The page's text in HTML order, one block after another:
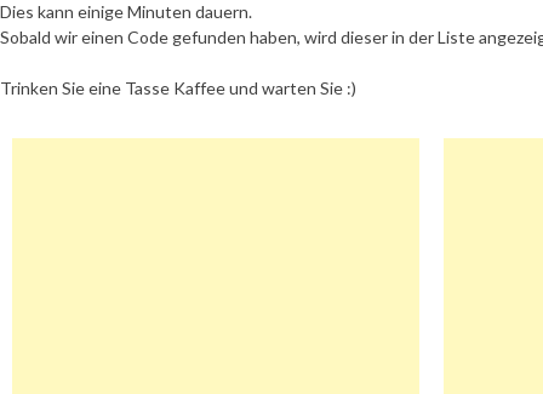
Dies kann einige Minuten dauern.
Sobald wir einen Code gefunden haben, wird dieser in der Liste
Trinken Sie eine Tasse Kaffee und warten Sie :)